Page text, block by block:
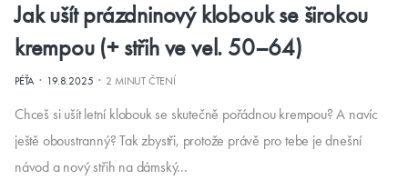
Jak ušít prázdninový klobouk se širokou
krempou (+ střih ve vel. 50–64)
PÉŤA· 19.8.2025 · 2 MINUT ČTENÍ
Chceš si ušít letní klobouk se skutečně pořádnou krempou? A navíc
ještě oboustranný? Tak zbystři, protože právě pro tebe je dnešní
návod a nový střih na dámský…